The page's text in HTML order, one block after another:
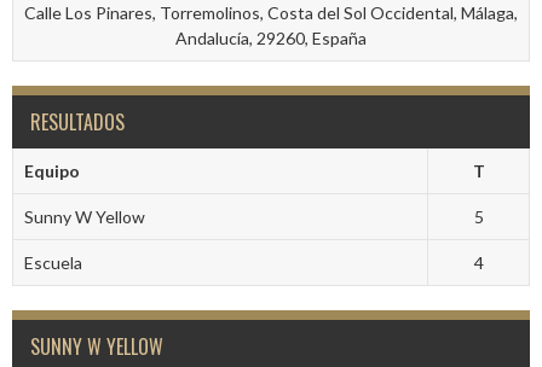
Calle Los Pinares, Torremolinos, Costa del Sol Occidental, Málaga,
Andalucía, 29260, España
RESULTADOS
Equipo T
Sunny W Yellow 5
Escuela 4
SUNNY W YELLOW